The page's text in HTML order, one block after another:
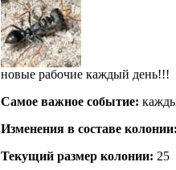
новые рабочие каждый день!!!
Самое важное событие:
Изменения в составе
Текущий размер кoлонии: 25